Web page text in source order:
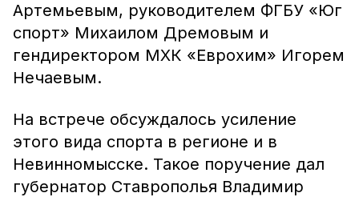
Артемьевым, руководителем ФГБУ «Юг
спорт» Михаилом Дремовым и
гендиректором МХК «Еврохим» Игорем
Нечаевым.
На встрече обсуждалось усиление
этого вида спорта в регионе и в
Невинномысске. Такое поручение дал
губернатор Ставрополья Владимир